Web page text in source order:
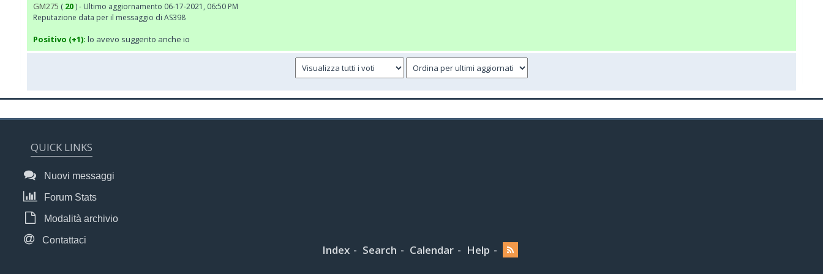
GM275 ( 20) - Ultimo aggiornamento 06-17-2021, 06:50 PM
Reputazione data per il messaggio di AS398
Positivo (+1): lo avevo suggerito anche io
QUICK LINKS
Nuovi messaggi
Forum Stats
Modalità archivio
Contattaci
Index Search Calendar Help